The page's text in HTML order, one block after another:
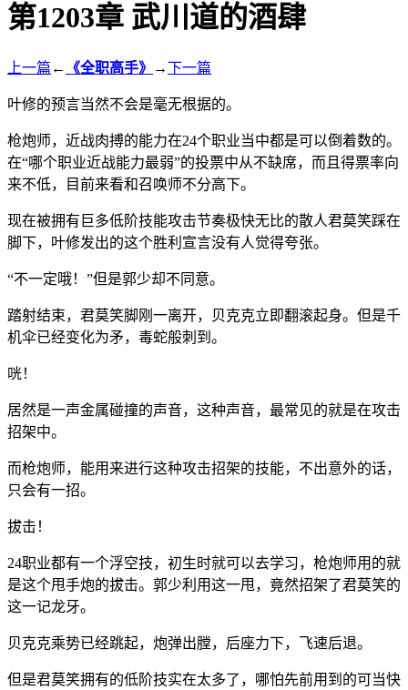
第1203章 武川道的酒肆
上一篇 ← 《全职高手》 →下一篇
叶修的预言当然不会是毫无根据的。
枪炮师，近战肉搏的能力在24个职业当中都是可以倒着数的。
在“哪个职业近战能力最弱”的投票中从不缺席，而且得票率向
来不低，目前来看和召唤师不分高下。
现在被拥有巨多低阶技能攻击节奏极快无比的散人君莫笑踩在
脚下，叶修发出的这个胜利宣言没有人觉得夸张。
“不一定哦！”但是郭少却不同意。
踏射结束，君莫笑脚刚一离开，贝克克立即翻滚起身。但是千
机伞已经变化为矛，毒蛇般刺到。
咣！
居然是一声金属碰撞的声音，这种声音，最常见的就是在攻击
招架中。
而枪炮师，能用来进行这种攻击招架的技能，不出意外的话，
只会有一招。
拔击！
24职业都有一个浮空技，初生时就可以去学习，枪炮师用的就
是这个甩手炮的拔击。郭少利用这一甩，竟然招架了君莫笑的
这一记龙牙。
贝克克乘势已经跳起，炮弹出膛，后座力下，飞速后退。
但是君莫笑拥有的低阶技实在太多了，哪怕先前用到的可当快